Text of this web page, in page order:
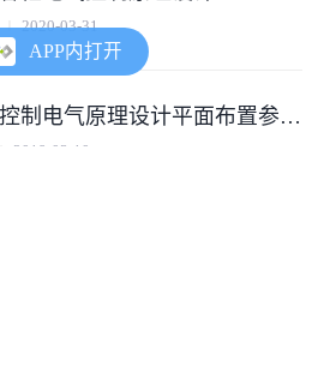
2020-03-31
某精细电容柜控制电气原理设计平面布置参考图
2019-03-10
APP内打开